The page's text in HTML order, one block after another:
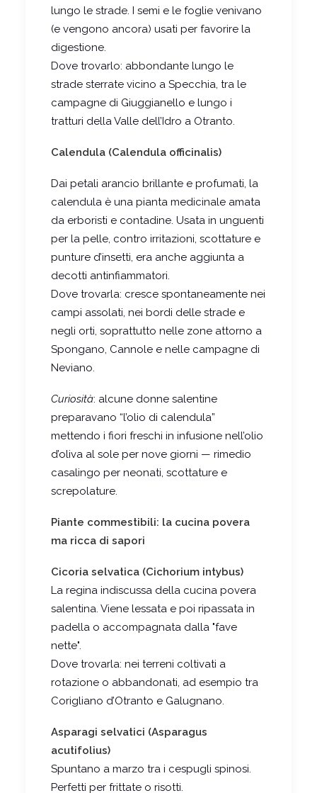
lungo le strade. I semi e le foglie venivano
(e vengono ancora) usati per favorire la
digestione.
Dove trovarlo: abbondante lungo le
strade sterrate vicino a Specchia, tra le
campagne di Giuggianello e lungo i
tratturi della Valle dell’Idro a Otranto.
Calendula (Calendula officinalis)
Dai petali arancio brillante e profumati, la
calendula è una pianta medicinale amata
da erboristi e contadine. Usata in unguenti
per la pelle, contro irritazioni, scottature e
punture d’insetti, era anche aggiunta a
decotti antinfiammatori.
Dove trovarla: cresce spontaneamente nei
campi assolati, nei bordi delle strade e
negli orti, soprattutto nelle zone attorno a
Spongano, Cannole e nelle campagne di
Neviano.
Curiosità: alcune donne salentine
preparavano “l’olio di calendula”
mettendo i fiori freschi in infusione nell’olio
d’oliva al sole per nove giorni — rimedio
casalingo per neonati, scottature e
screpolature.
Piante commestibili: la cucina povera
ma ricca di sapori
Cicoria selvatica (Cichorium intybus)
La regina indiscussa della cucina povera
salentina. Viene lessata e poi ripassata in
padella o accompagnata dalla "fave
nette".
Dove trovarla: nei terreni coltivati a
rotazione o abbandonati, ad esempio tra
Corigliano d’Otranto e Galugnano.
Asparagi selvatici (Asparagus
acutifolius)
Spuntano a marzo tra i cespugli spinosi.
Perfetti per frittate o risotti.